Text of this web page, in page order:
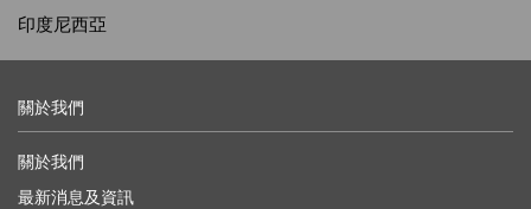
印度尼西亞
關於我們
關於我們
最新消息及資訊